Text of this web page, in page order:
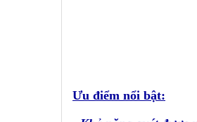
Ưu điểm nổi bật: